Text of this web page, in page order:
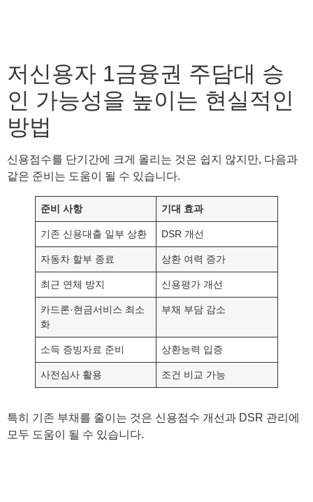
저신용자 1금융권 주담대 승
인 가능성을 높이는 현실적인
방법
신용점수를 단기간에 크게 올리는 것은 쉽지 않지만, 다음과
같은 준비는 도움이 될 수 있습니다.
준비 사항 기대 효과
기존 신용대출 일부 상환 DSR 개선
자동차 할부 종료 상환 여력 증가
최근 연체 방지 신용평가 개선
카드론·현금서비스 최소
화
부채 부담 감소
소득 증빙자료 준비 상환능력 입증
사전심사 활용 조건 비교 가능
특히 기존 부채를 줄이는 것은 신용점수 개선과 DSR 관리에
모두 도움이 될 수 있습니다.